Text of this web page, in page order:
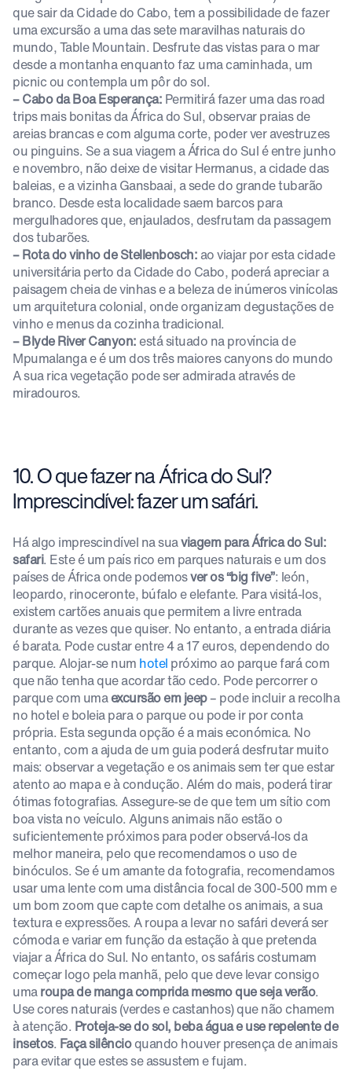
que sair da Cidade do Cabo, tem a possibilidade de fazer
uma excursão a uma das sete maravilhas naturais do
mundo, Table Mountain. Desfrute das vistas para o mar
desde a montanha enquanto faz uma caminhada, um
picnic ou contempla um pôr do sol.
– Cabo da Boa Esperança: Permitirá fazer uma das road
trips mais bonitas da África do Sul, observar praias de
areias brancas e com alguma corte, poder ver avestruzes
ou pinguins. Se a sua viagem a África do Sul é entre junho
e novembro, não deixe de visitar Hermanus, a cidade das
baleias, e a vizinha Gansbaai, a sede do grande tubarão
branco. Desde esta localidade saem barcos para
mergulhadores que, enjaulados, desfrutam da passagem
dos tubarões.
– Rota do vinho de Stellenbosch: ao viajar por esta cidade
universitária perto da Cidade do Cabo, poderá apreciar a
paisagem cheia de vinhas e a beleza de inúmeros vinícolas
um arquitetura colonial, onde organizam degustações de
vinho e menus da cozinha tradicional.
– Blyde River Canyon:está situado na província de
Mpumalanga e é um dos três maiores canyons do mundo
A sua rica vegetação pode ser admirada através de
miradouros.
10. O que fazer na África do Sul?
Imprescindível: fazer um safári.
Há algo imprescindível na suaviagem para África do Sul:
safari. Este é um país rico em parques naturais e um dos
países de África onde podemosver os “big five”: león,
leopardo, rinoceronte, búfalo e elefante. Para visitá-los,
existem cartões anuais que permitem a livre entrada
durante as vezes que quiser. No entanto, a entrada diária
é barata. Pode custar entre 4 a 17 euros, dependendo do
parque. Alojar-se num hotel próximo ao parque fará com
que não tenha que acordar tão cedo. Pode percorrer o
parque com umaexcursão em jeep– pode incluir a recolha
no hotel e boleia para o parque ou pode ir por conta
própria. Esta segunda opção é a mais económica. No
entanto, com a ajuda de um guia poderá desfrutar muito
mais: observar a vegetação e os animais sem ter que estar
atento ao mapa e à condução. Além do mais, poderá tirar
ótimas fotografias. Assegure-se de que tem um sítio com
boa vista no veículo. Alguns animais não estão o
suficientemente próximos para poder observá-los da
melhor maneira, pelo que recomendamos o uso de
binóculos. Se é um amante da fotografia, recomendamos
usar uma lente com uma distância focal de 300-500 mm e
um bom zoom que capte com detalhe os animais, a sua
textura e expressões. A roupa a levar no safári deverá ser
cómoda e variar em função da estação à que pretenda
viajar a África do Sul. No entanto, os safáris costumam
começar logo pela manhã, pelo que deve levar consigo
umaroupa de manga comprida mesmo que seja verão.
Use cores naturais (verdes e castanhos) que não chamem
à atenção. Proteja-se do sol, beba água e use repelente de
insetos. Faça silêncioquando houver presença de animais
para evitar que estes se assustem e fujam.